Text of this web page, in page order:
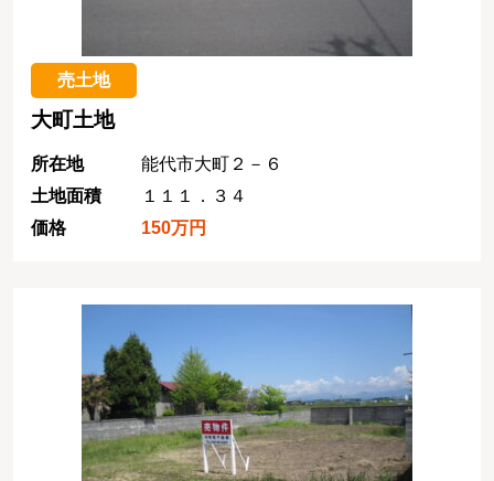
売土地
大町土地
所在地
能代市大町２－６
土地面積
１１１．３４
価格
150万円